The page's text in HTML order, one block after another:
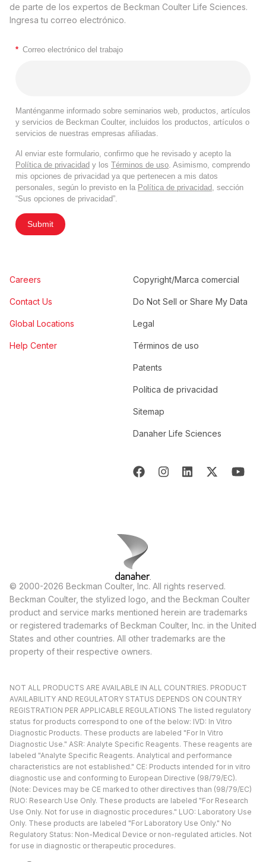
de parte de los expertos de Beckman Coulter Life Sciences.
Ingresa tu correo electrónico.
* Correo electrónico del trabajo
Manténganme informado sobre seminarios web, productos, artículos
y servicios de Beckman Coulter, incluidos los productos, artículos o
servicios de nuestras empresas afiliadas.
Al enviar este formulario, confirmo que he revisado y acepto la
Política de privacidad y los Términos de uso . Asimismo, comprendo
mis opciones de privacidad ya que pertenecen a mis datos
personales, según lo previsto en la Política de privacidad , sección
“Sus opciones de privacidad”.
Submit
Careers
Contact Us
Global Locations
Help Center
Copyright/Marca comercial
Do Not Sell or Share My Data
Legal
Términos de uso
Patents
Política de privacidad
Sitemap
Danaher Life Sciences
© 2000-2026 Beckman Coulter, Inc. All rights reserved.
Beckman Coulter, the stylized logo, and the Beckman Coulter
product and service marks mentioned herein are trademarks
or registered trademarks of Beckman Coulter, Inc. in the United
States and other countries. All other trademarks are the
property of their respective owners.
NOT ALL PRODUCTS ARE AVAILABLE IN ALL COUNTRIES. PRODUCT
AVAILABILITY AND REGULATORY STATUS DEPENDS ON COUNTRY
REGISTRATION PER APPLICABLE REGULATIONS The listed regulatory
status for products correspond to one of the below: IVD: In Vitro
Diagnostic Products. These products are labeled "For In Vitro
Diagnostic Use." ASR: Analyte Specific Reagents. These reagents are
labeled "Analyte Specific Reagents. Analytical and performance
characteristics are not established." CE: Products intended for in vitro
diagnostic use and conforming to European Directive (98/79/EC).
(Note: Devices may be CE marked to other directives than (98/79/EC)
RUO: Research Use Only. These products are labeled "For Research
Use Only. Not for use in diagnostic procedures." LUO: Laboratory Use
Only. These products are labeled "For Laboratory Use Only." No
Regulatory Status: Non-Medical Device or non-regulated articles. Not
for use in diagnostic or therapeutic procedures.